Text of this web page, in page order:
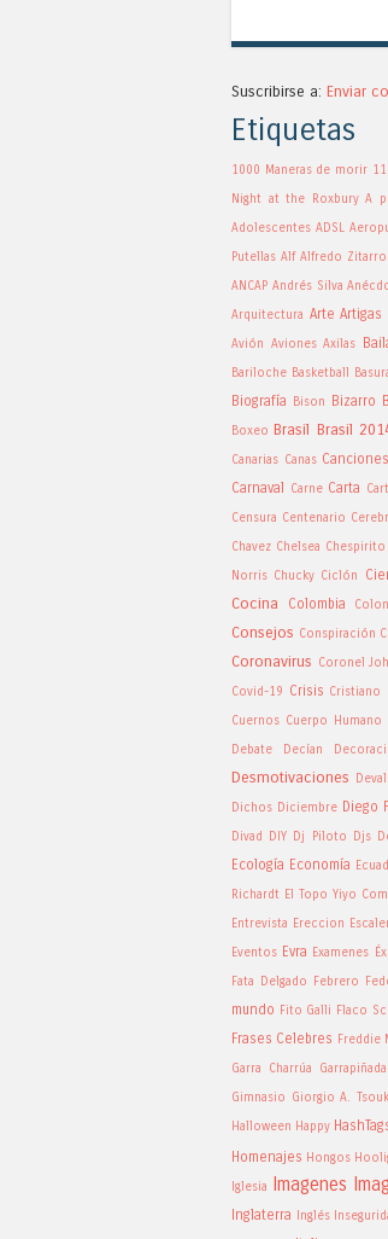
Suscribirse a: Enviar
Etiquetas
1000 Maneras de morir
Night at the Roxbury A
Adolescentes ADSL
Putellas Alf Alfredo
ANCAP Andrés Silva
Arquitectura Arte Artigas
Avión Aviones Axilas
Bariloche Basketball
Biografía Bison Bizarro
Boxeo Brasil Brasil
Canarias Canas Canciones
Carnaval Carne Carta
Censura Centenario
Chavez Chelsea Chespirito
Norris Chucky Ciclón
Cocina Colombia
Consejos Conspiración
Coronavirus Coronel
Covid-19 Crisis Cristiano
Cuernos Cuerpo Humano
Debate
Decían
Desmotivaciones
Dichos Diciembre Diego
Divad
DIY Dj Piloto Djs
Ecología Economía
Richardt El Topo Yiyo
Entrevista Ereccion
Eventos Evra Examenes
Fata Delgado
Febrero
mundo Fito Galli Flaco
Frases Celebres Freddie
Garra Charrúa
Garrapiñada
Gimnasio Giorgio A.
Halloween Happy
Homenajes Hongos
Iglesia
Imagenes
Inglaterra Inglés